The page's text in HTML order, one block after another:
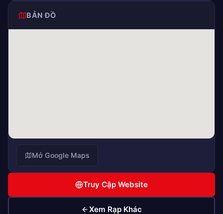
BẢN ĐỒ
Mở Google Maps
Truy Cập Website
Xem Rạp Khác